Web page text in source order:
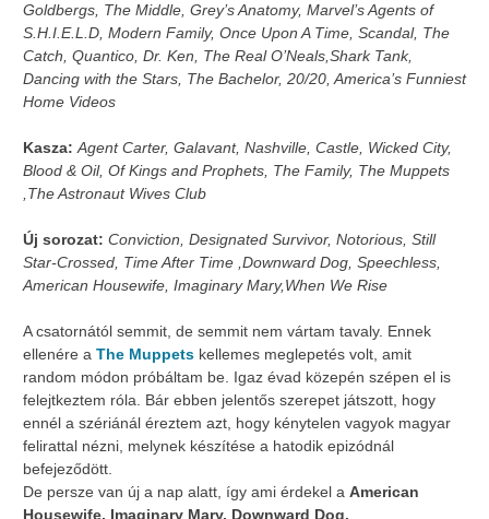
Goldbergs, The Middle, Grey’s Anatomy, Marvel’s Agents of
S.H.I.E.L.D, Modern Family, Once Upon A Time, Scandal, The
Catch, Quantico, Dr. Ken, The Real O’Neals,Shark Tank,
Dancing with the Stars, The Bachelor, 20/20, America’s Funniest
Home Videos
Kasza:Agent Carter, Galavant, Nashville, Castle, Wicked City,
Blood & Oil, Of Kings and Prophets, The Family, The Muppets
,The Astronaut Wives Club
Új sorozat: Conviction, Designated Survivor, Notorious, Still
Star-Crossed, Time After Time ,Downward Dog, Speechless,
American Housewife, Imaginary Mary,When We Rise
A csatornától semmit, de semmit nem vártam tavaly. Ennek
ellenére a The Muppets kellemes meglepetés volt, amit
random módon próbáltam be. Igaz évad közepén szépen el is
felejtkeztem róla. Bár ebben jelentős szerepet játszott, hogy
ennél a szériánál éreztem azt, hogy kénytelen vagyok magyar
felirattal nézni, melynek készítése a hatodik epizódnál
befejeződött.
De persze van új a nap alatt, így ami érdekel a American
Housewife, Imaginary Mary, Downward Dog.